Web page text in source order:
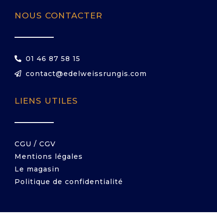
NOUS CONTACTER
01 46 87 58 15
contact@edelweissrungis.com
LIENS UTILES
CGU / CGV
Mentions légales
Le magasin
Politique de confidentialité